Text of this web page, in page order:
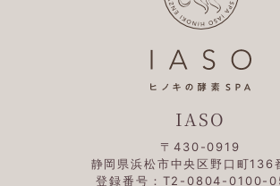
IASO
〒430-0919
静岡県浜松市中央区野口町136
登録番号：T2-0804-0100-